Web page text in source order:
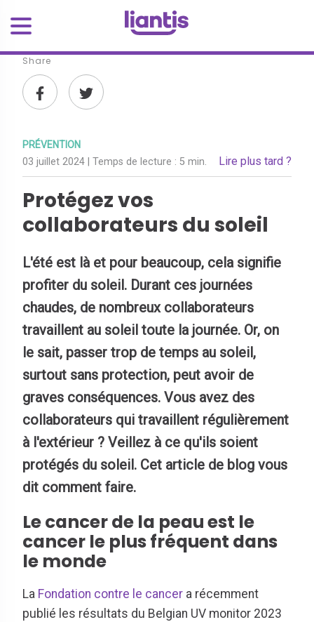
Share
PRÉVENTION
03 juillet 2024 | Temps de lecture : 5 min. Lire plus tard ?
Protégez vos
collaborateurs du soleil
L'été est là et pour beaucoup, cela signifie
profiter du soleil. Durant ces journées
chaudes, de nombreux collaborateurs
travaillent au soleil toute la journée. Or, on
le sait, passer trop de temps au soleil,
surtout sans protection, peut avoir de
graves conséquences. Vous avez des
collaborateurs qui travaillent régulièrement
à l'extérieur ? Veillez à ce qu'ils soient
protégés du soleil. Cet article de blog vous
dit comment faire.
Le cancer de la peau est le
cancer le plus fréquent dans
le monde
La Fondation contre le cancer a récemment
publié les résultats du Belgian UV monitor 2023